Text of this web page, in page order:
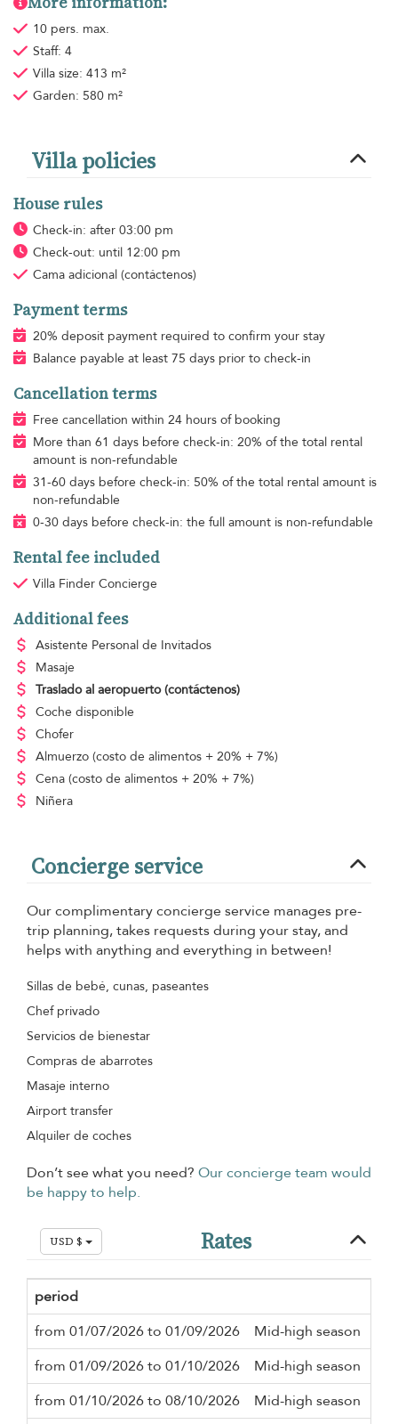
10 pers. max.
Staff: 4
Villa size: 413 m²
Garden: 580 m²
Villa policies
House rules
Check-in: after 03:00 pm
Check-out: until 12:00 pm
Cama adicional (contáctenos)
Payment terms
20% deposit payment required to confirm your stay
Balance payable at least 75 days prior to check-in
Cancellation terms
Free cancellation within 24 hours of booking
More than 61 days before check-in: 20% of the total rental
amount is non-refundable
31-60 days before check-in: 50% of the total rental amount is
non-refundable
0-30 days before check-in: the full amount is non-refundable
Rental fee included
Villa Finder Concierge
Additional fees
Asistente Personal de Invitados
Masaje
Traslado al aeropuerto (contáctenos)
Coche disponible
Chofer
Almuerzo (costo de alimentos + 20% + 7%)
Cena (costo de alimentos + 20% + 7%)
Niñera
Concierge service
Our complimentary concierge service manages pre-
trip planning, takes requests during your stay, and
helps with anything and everything in between!
Sillas de bebé, cunas, paseantes
Chef privado
Servicios de bienestar
Compras de abarrotes
Masaje interno
Airport transfer
Alquiler de coches
Don’t see what you need? Our concierge team would
be happy to help.
USD $ Rates
period
from 01/07/2026 to 01/09/2026
Mid-high season
from 01/09/2026 to 01/10/2026
Mid-high season
from 01/10/2026 to 08/10/2026
Mid-high season